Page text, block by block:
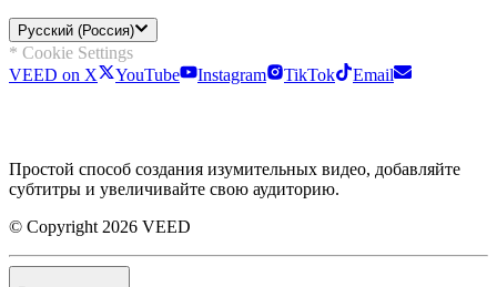
Русский (Россия)
* Cookie Settings
VEED on X
YouTube Instagram TikTok Email
Простой способ создания изумительных видео, добавляйте
субтитры и увеличивайте свою аудиторию.
© Copyright 2026 VEED